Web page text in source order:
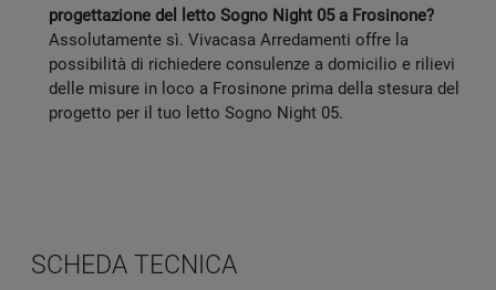
progettazione del letto Sogno Night 05 a Frosinone?
Assolutamente sì. Vivacasa Arredamenti offre la
possibilità di richiedere consulenze a domicilio e rilievi
delle misure in loco a Frosinone prima della stesura del
progetto per il tuo letto Sogno Night 05.
SCHEDA TECNICA